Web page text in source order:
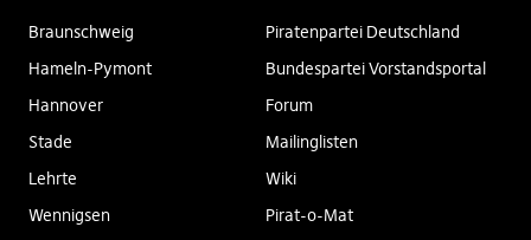
Braunschweig
Hameln-Pymont
Hannover
Stade
Lehrte
Wennigsen
Piratenpartei Deutschland
Bundespartei Vorstandsportal
Forum
Mailinglisten
Wiki
Pirat-o-Mat